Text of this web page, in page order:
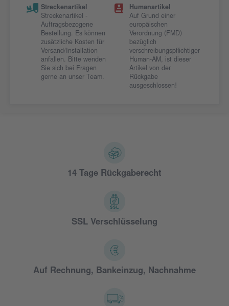
Streckenartikel
Streckenartikel -
Auftragsbezogene
Bestellung. Es können
zusätzliche Kosten für
Versand/Installation
anfallen. Bitte wenden
Sie sich bei Fragen
gerne an unser Team.
Humanartikel
Auf Grund einer
europäischen
Verordnung (FMD)
bezüglich
verschreibungspflichtiger
Human-AM, ist dieser
Artikel von der
Rückgabe
ausgeschlossen!
14 Tage Rückgaberecht
SSL Verschlüsselung
Auf Rechnung, Bankeinzug, Nachnahme